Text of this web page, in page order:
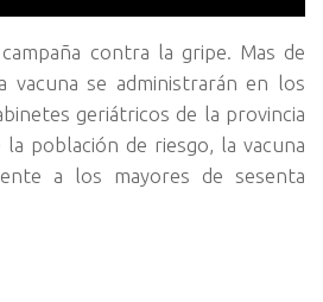
contra la gripe. Mas de
vacuna se administrarán en los
geriátricos de la provincia
la población de riesgo, la vacuna
a los mayores de sesenta